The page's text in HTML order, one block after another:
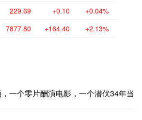
229.69 +0.10 +0.04%
7877.80 +164.40 +2.13%
一个零片酬演电影，一个潜伏34年当